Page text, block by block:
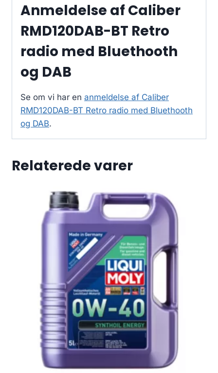
Anmeldelse af Caliber
RMD120DAB-BT Retro
radio med Bluethooth
og DAB
Se om vi har en anmeldelse af Caliber
RMD120DAB-BT Retro radio med Bluethooth
og DAB.
Relaterede varer